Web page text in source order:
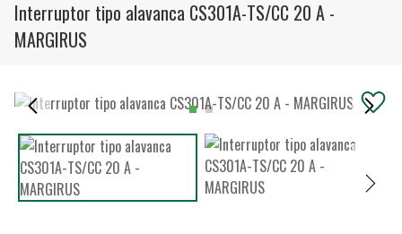
Interruptor tipo alavanca CS301A-TS/CC 20 A -
MARGIRUS